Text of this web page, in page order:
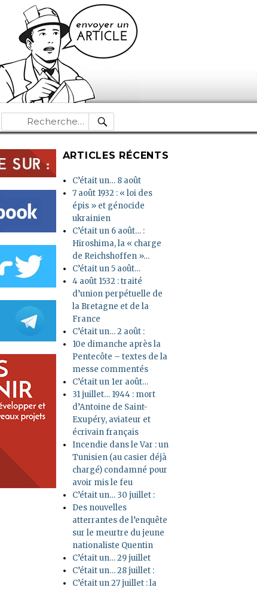
Recherche
pour :
RECHERCHE
ARTICLES RÉCENTS
C’était un… 8 août
7 août 1932 : « loi des
épis » et génocide
ukrainien
C’était un 6 août… :
Hiroshima, la « charge
de Reichshoffen »…
C’était un 5 août…
4 août 1532 : traité
d’union perpétuelle de
la Bretagne et de la
France
C’était un… 2 août :
10e dimanche après la
Pentecôte – textes de la
messe commentés
C’était un 1er août…
31 juillet… 1944 : mort
d’Antoine de Saint-
Exupéry, aviateur et
écrivain français
Incendie dans le Var : un
Tunisien (au casier déjà
chargé) condamné pour
avoir mis le feu
C’était un… 30 juillet :
Des nouvelles
atterrantes de l’enquête
sur le meurtre du jeune
nationaliste Quentin
C’était un… 29 juillet
C’était un… 28 juillet :
C’était un 27 juillet : la